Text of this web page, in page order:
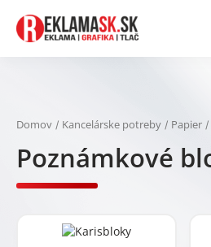
obsah
Domov / Kancelárske potreby / Papier /
Poznámkové